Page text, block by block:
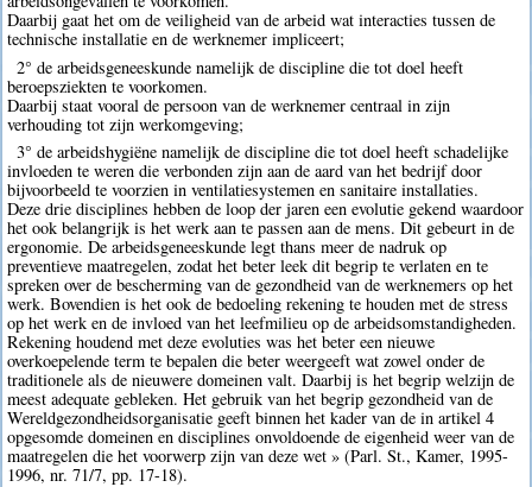
Daarbij gaat het om de veiligheid van de arbeid wat interacties tussen de
technische installatie en de werknemer impliceert;
2° de arbeidsgeneeskunde namelijk de discipline die tot doel heeft
beroepsziekten te voorkomen.
Daarbij staat vooral de persoon van de werknemer centraal in zijn
verhouding tot zijn werkomgeving;
3° de arbeidshygiëne namelijk de discipline die tot doel heeft schadelijke
invloeden te weren die verbonden zijn aan de aard van het bedrijf door
bijvoorbeeld te voorzien in ventilatiesystemen en sanitaire installaties.
Deze drie disciplines hebben de loop der jaren een evolutie gekend waardoor
het ook belangrijk is het werk aan te passen aan de mens. Dit gebeurt in de
ergonomie. De arbeidsgeneeskunde legt thans meer de nadruk op
preventieve maatregelen, zodat het beter leek dit begrip te verlaten en te
spreken over de bescherming van de gezondheid van de werknemers op het
werk. Bovendien is het ook de bedoeling rekening te houden met de stress
op het werk en de invloed van het leefmilieu op de arbeidsomstandigheden.
Rekening houdend met deze evoluties was het beter een nieuwe
overkoepelende term te bepalen die beter weergeeft wat zowel onder de
traditionele als de nieuwere domeinen valt. Daarbij is het begrip welzijn de
meest adequate gebleken. Het gebruik van het begrip gezondheid van de
Wereldgezondheidsorganisatie geeft binnen het kader van de in artikel 4
opgesomde domeinen en disciplines onvoldoende de eigenheid weer van de
maatregelen die het voorwerp zijn van deze wet » (Parl. St., Kamer, 1995-
1996, nr. 71/7, pp. 17-18).